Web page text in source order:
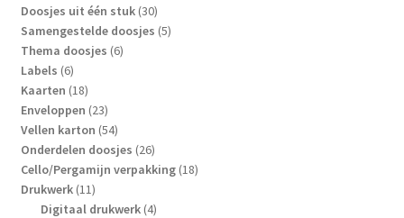
Doosjes uit één stuk 3030
producten
Samengestelde doosjes 55
Thema doosjes 66
Labels 66
producten
Kaarten 1818
producten
Enveloppen 2323
producten
Vellen karton 5454
producten
Onderdelen doosjes 2626
producten
Cello/Pergamijn verpakking 1818
Drukwerk 1111
producten
Digitaal drukwerk 44